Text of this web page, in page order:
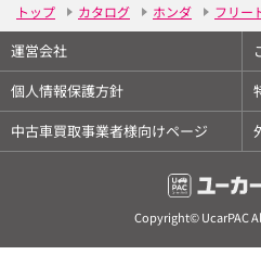
トップ カタログ ホンダ フリー
運営会社
個人情報保護方針
中古車買取事業者様向けページ
Copyright© UcarPAC